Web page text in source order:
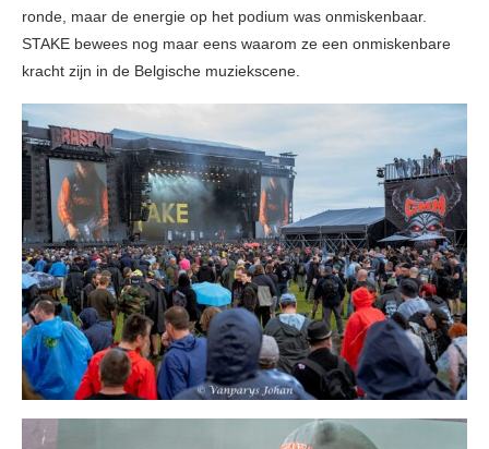
ronde, maar de energie op het podium was onmiskenbaar.
STAKE bewees nog maar eens waarom ze een onmiskenbare
kracht zijn in de Belgische muziekscene.